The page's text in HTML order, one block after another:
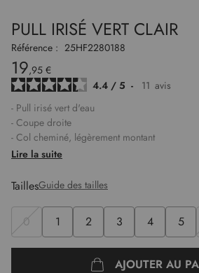
PULL IRISÉ VERT CLAIR
Référence : 25HF2280188
19,95 €
4.4 / 5 - 11 avis
- Pull irisé vert d'eau
- Coupe droite
- Col cheminé, légèrement montant
- Manches longues
- Fils métallisés
Longueur : 61 cm pour la
Lire la suite
TaillesGuide des tailles
0 1 2 3 4 5
AJOUTER AU